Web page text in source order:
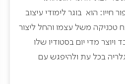
חייו: הוא בוגר לימודי עיצוב
טכניקה משל עצמו והחל ליצור
ויוצר מדי יום בסטודיו שלו
בכל עת ולהיפגש עם